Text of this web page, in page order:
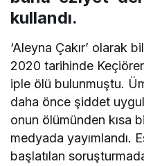
kullandı.
‘Aleyna Çakır’ olarak
2020 tarihinde
iple ölü bulunmuştu.
daha önce şiddet
onun ölümünden kısa
medyada yayımlandı.
başlatılan